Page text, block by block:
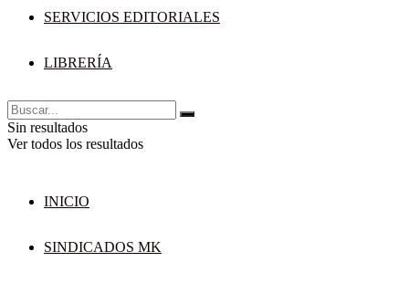
SERVICIOS EDITORIALES
LIBRERÍA
Sin resultados
Ver todos los resultados
INICIO
SINDICADOS MK